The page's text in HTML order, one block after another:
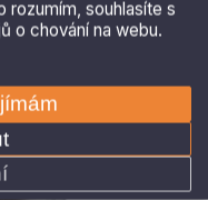
rozumím, souhlasíte s
o chování na webu.